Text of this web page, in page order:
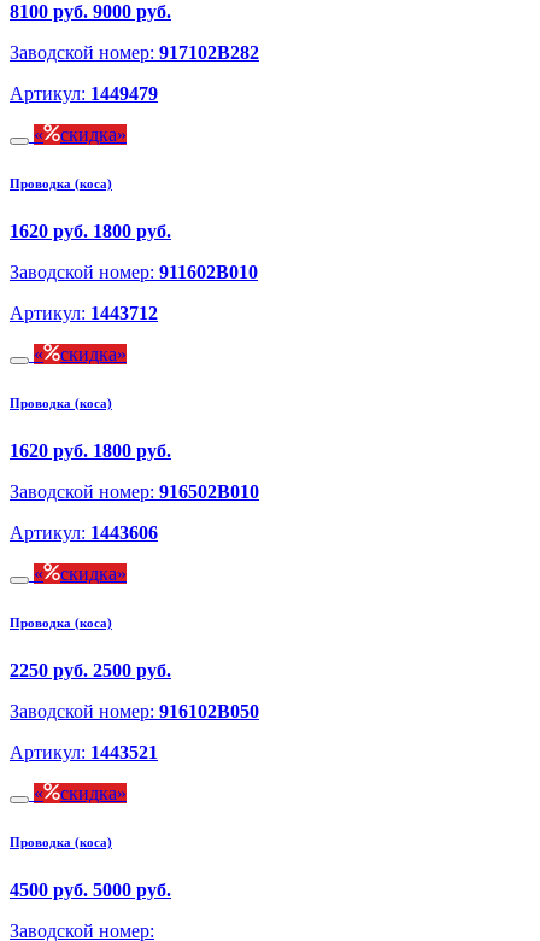
8100 руб. 9000 руб.
Заводской номер: 917102B282
Артикул: 1449479
скидка
Проводка (коса)
1620 руб. 1800 руб.
Заводской номер: 911602B010
Артикул: 1443712
скидка
Проводка (коса)
1620 руб. 1800 руб.
Заводской номер: 916502B010
Артикул: 1443606
скидка
Проводка (коса)
2250 руб. 2500 руб.
Заводской номер: 916102B050
Артикул: 1443521
скидка
Проводка (коса)
4500 руб. 5000 руб.
Заводской номер: